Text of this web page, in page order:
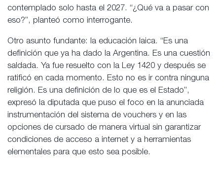
contemplado solo hasta el 2027. “¿Qué va a pasar con
eso?”, planteó como interrogante.
Otro asunto fundante: la educación laica. “Es una
definición que ya ha dado la Argentina. Es una cuestión
saldada. Ya fue resuelto con la Ley 1420 y después se
ratificó en cada momento. Esto no es ir contra ninguna
religión. Es una definición de lo que es el Estado”,
expresó la diputada que puso el foco en la anunciada
instrumentación del sistema de vouchers y en las
opciones de cursado de manera virtual sin garantizar
condiciones de acceso a internet y a herramientas
elementales para que esto sea posible.